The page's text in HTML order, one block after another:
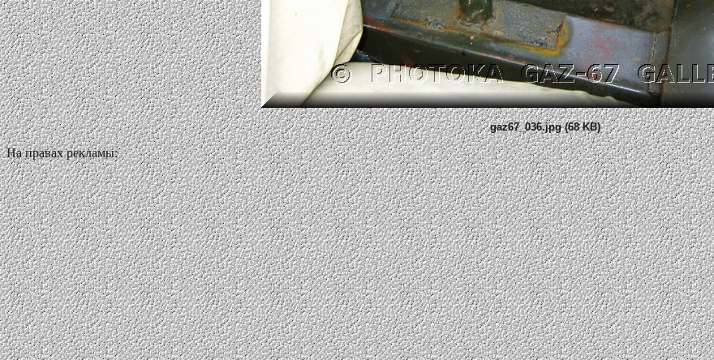
gaz67_036.jpg (68 KB)
На правах рекламы: